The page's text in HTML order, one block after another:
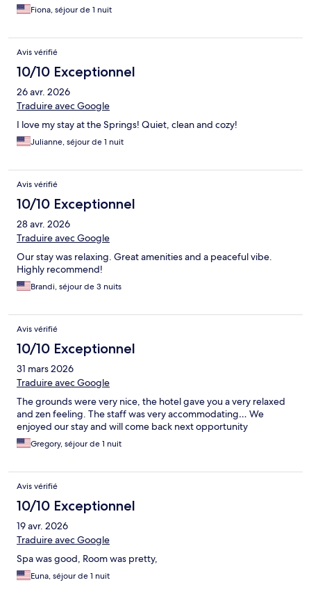
Fiona, séjour de 1 nuit
Avis vérifié
10/10 Exceptionnel
26 avr. 2026
Traduire avec Google
I love my stay at the Springs! Quiet, clean and cozy!
Julianne, séjour de 1 nuit
Avis vérifié
10/10 Exceptionnel
28 avr. 2026
Traduire avec Google
Our stay was relaxing. Great amenities and a peaceful vibe.
Highly recommend!
Brandi, séjour de 3 nuits
Avis vérifié
10/10 Exceptionnel
31 mars 2026
Traduire avec Google
The grounds were very nice, the hotel gave you a very relaxed
and zen feeling. The staff was very accommodating… We
enjoyed our stay and will come back next opportunity
Gregory, séjour de 1 nuit
Avis vérifié
10/10 Exceptionnel
19 avr. 2026
Traduire avec Google
Spa was good, Room was pretty,
Euna, séjour de 1 nuit